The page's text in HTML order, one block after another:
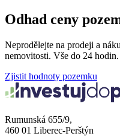
Odhad ceny
Neprodělejte na prodeji a
nemovitosti. Vše do 24 hodin.
Zjistit hodnoty pozemku
Rumunská 655/9,
460 01 Liberec-Perštýn